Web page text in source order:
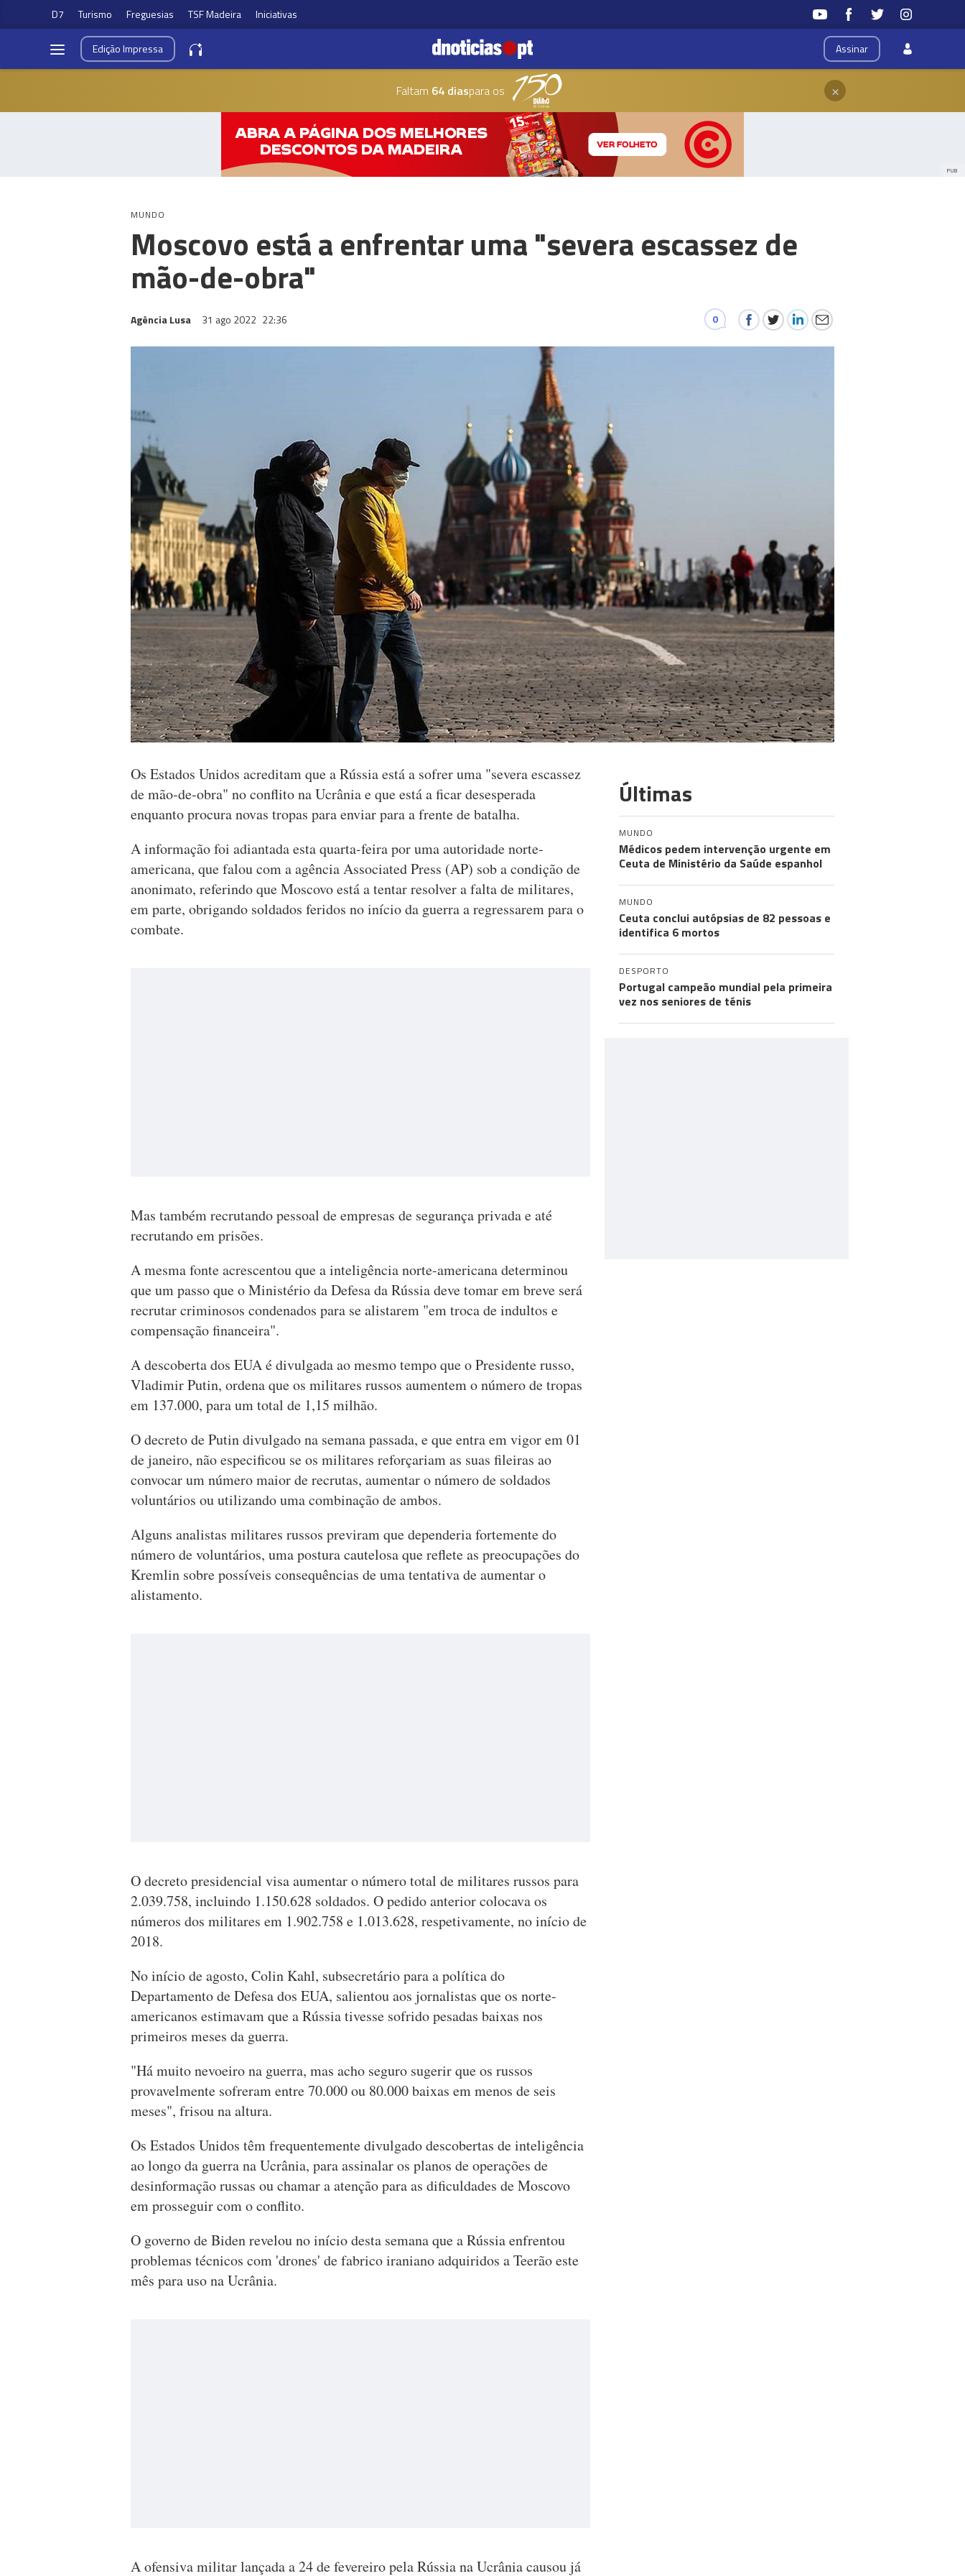
D7 Turismo Freguesias TSF Madeira Iniciativas
Assinar
EdiçãoImpressa
Faltam 64 diaspara os ×
PUB
MUNDO
Moscovo está a enfrentar uma "severa escassez de
mão-de-obra"
Agência Lusa 31 ago 2022 22:36 0
Os Estados Unidos acreditam que a Rússia está a sofrer uma "severa escassez
de mão-de-obra" no conflito na Ucrânia e que está a ficar desesperada
enquanto procura novas tropas para enviar para a frente de batalha.
A informação foi adiantada esta quarta-feira por uma autoridade norte-
americana, que falou com a agência Associated Press (AP) sob a condição de
anonimato, referindo que Moscovo está a tentar resolver a falta de militares,
em parte, obrigando soldados feridos no início da guerra a regressarem para o
combate.
Mas também recrutando pessoal de empresas de segurança privada e até
recrutando em prisões.
A mesma fonte acrescentou que a inteligência norte-americana determinou
que um passo que o Ministério da Defesa da Rússia deve tomar em breve será
recrutar criminosos condenados para se alistarem "em troca de indultos e
compensação financeira".
A descoberta dos EUA é divulgada ao mesmo tempo que o Presidente russo,
Vladimir Putin, ordena que os militares russos aumentem o número de tropas
em 137.000, para um total de 1,15 milhão.
O decreto de Putin divulgado na semana passada, e que entra em vigor em 01
de janeiro, não especificou se os militares reforçariam as suas fileiras ao
convocar um número maior de recrutas, aumentar o número de soldados
voluntários ou utilizando uma combinação de ambos.
Alguns analistas militares russos previram que dependeria fortemente do
número de voluntários, uma postura cautelosa que reflete as preocupações do
Kremlin sobre possíveis consequências de uma tentativa de aumentar o
alistamento.
O decreto presidencial visa aumentar o número total de militares russos para
2.039.758, incluindo 1.150.628 soldados. O pedido anterior colocava os
números dos militares em 1.902.758 e 1.013.628, respetivamente, no início de
2018.
No início de agosto, Colin Kahl, subsecretário para a política do
Departamento de Defesa dos EUA, salientou aos jornalistas que os norte-
americanos estimavam que a Rússia tivesse sofrido pesadas baixas nos
primeiros meses da guerra.
"Há muito nevoeiro na guerra, mas acho seguro sugerir que os russos
provavelmente sofreram entre 70.000 ou 80.000 baixas em menos de seis
meses", frisou na altura.
Os Estados Unidos têm frequentemente divulgado descobertas de inteligência
ao longo da guerra na Ucrânia, para assinalar os planos de operações de
desinformação russas ou chamar a atenção para as dificuldades de Moscovo
em prosseguir com o conflito.
O governo de Biden revelou no início desta semana que a Rússia enfrentou
problemas técnicos com 'drones' de fabrico iraniano adquiridos a Teerão este
mês para uso na Ucrânia.
A ofensiva militar lançada a 24 de fevereiro pela Rússia na Ucrânia causou já
Últimas
MUNDO
Médicos pedem intervenção urgente em
Ceuta de Ministério da Saúde espanhol
MUNDO
Ceuta conclui autópsias de 82 pessoas e
identifica 6 mortos
DESPORTO
Portugal campeão mundial pela primeira
vez nos seniores de ténis